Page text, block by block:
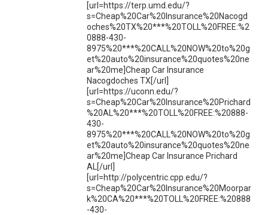
[url=https://terp.umd.edu/?
s=Cheap%20Car%20Insurance%20Nacogd
oches%20TX%20***%20TOLL%20FREE:%2
0888-430-
8975%20***%20CALL%20NOW%20to%20g
et%20auto%20insurance%20quotes%20ne
ar%20me]Cheap Car Insurance
Nacogdoches TX[/url]
[url=https://uconn.edu/?
s=Cheap%20Car%20Insurance%20Prichard
%20AL%20***%20TOLL%20FREE:%20888-
430-
8975%20***%20CALL%20NOW%20to%20g
et%20auto%20insurance%20quotes%20ne
ar%20me]Cheap Car Insurance Prichard
AL[/url]
[url=http://polycentric.cpp.edu/?
s=Cheap%20Car%20Insurance%20Moorpar
k%20CA%20***%20TOLL%20FREE:%20888
-430-